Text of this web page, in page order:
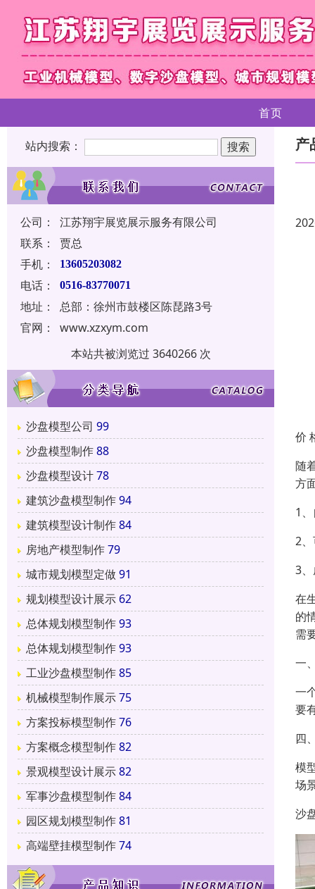
首页
站内搜索：
公司：
江苏翔宇展览展示服务有限公司
联系：
贾总
手机：
13605203082
电话： 0516-83770071
地址：
总部：徐州市鼓楼区陈琵路3号
官网：
www.xzxym.com
本站共被浏览过 3640266 次
沙盘模型公司 99
沙盘模型制作88
沙盘模型设计78
建筑沙盘模型制作94
建筑模型设计制作84
房地产模型制作79
城市规划模型定做91
规划模型设计展示 62
总体规划模型制作93
总体规划模型制作93
工业沙盘模型制作85
机械模型制作展示75
方案投标模型制作76
方案概念模型制作82
景观模型设计展示82
军事沙盘模型制作84
园区规划模型制作81
高端壁挂模型制作74
产
价
随
方
1
2
3
在
的
需
一
一
要
四
模
场
沙